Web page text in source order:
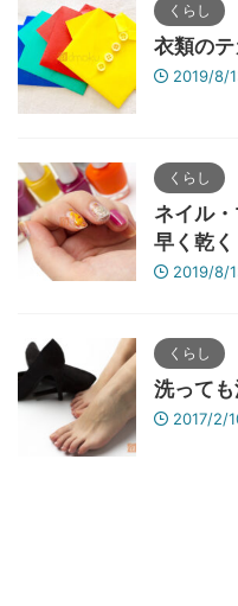
くらし
衣類の
2019/8/
くらし
ネイル
早く乾く
2019/8/
くらし
洗って
2017/2/